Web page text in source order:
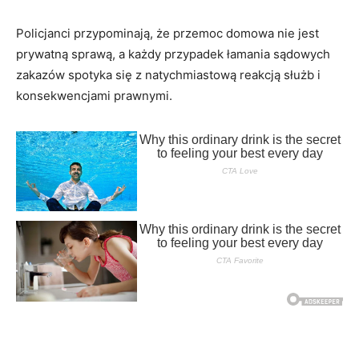
Policjanci przypominają, że przemoc domowa nie jest
prywatną sprawą, a każdy przypadek łamania sądowych
zakazów spotyka się z natychmiastową reakcją służb i
konsekwencjami prawnymi.